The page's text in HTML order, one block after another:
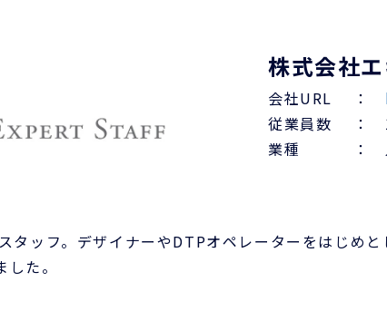
株式会社
会社URL ：
従業員数 ：
業種 ： 人
タッフ。デザイナーやDTPオペレーターをはじめ
た。